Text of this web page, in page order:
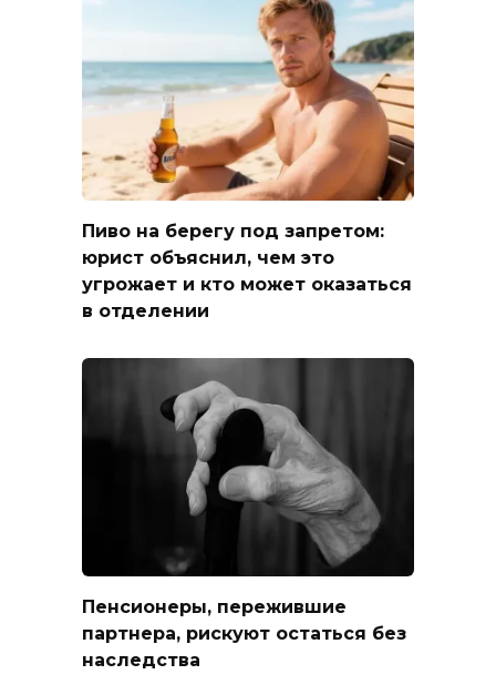
Пиво на берегу под запретом:
юрист объяснил, чем это
угрожает и кто может оказаться
в отделении
Пенсионеры, пережившие
партнера, рискуют остаться без
наследства